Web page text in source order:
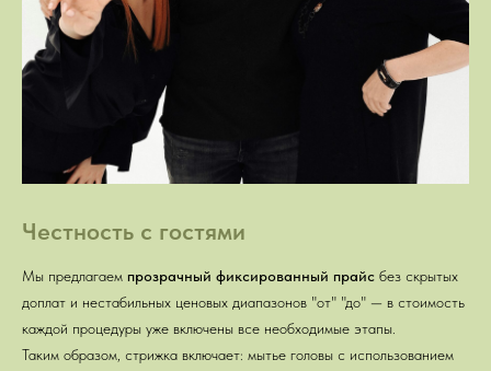
Честность с гостями
Мы предлагаем прозрачный фиксированный прайс без скрытых
доплат и нестабильных ценовых диапазонов "от" "до" — в стоимость
каждой процедуры уже включены все необходимые этапы.
Таким образом, стрижка включает: мытье головы с использованием